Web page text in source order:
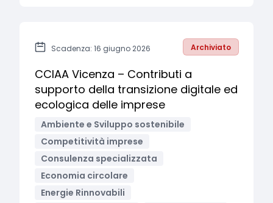
Scadenza: 16 giugno 2026 Archiviato
CCIAA Vicenza – Contributi a
supporto della transizione digitale ed
ecologica delle imprese
Ambiente e Sviluppo sostenibile
Competitività imprese
Consulenza specializzata
Economia circolare
Energie Rinnovabili